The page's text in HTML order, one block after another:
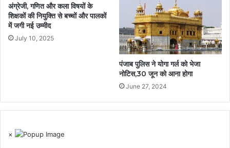
अंग्रेजी, गणित और कला विषयों के
शिक्षकों की नियुक्ति से बच्चों और पालकों
में जगी नई उम्मीद
July 10, 2025
पंजाब पुलिस ने योगा गर्ल को भेजा
नोटिस,30 जून को आना होगा
June 27, 2024
×